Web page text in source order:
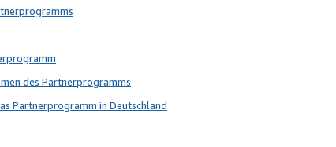
des Partnerprogramms
Partnerprogramm in Deutschland